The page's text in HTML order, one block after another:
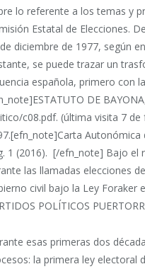
lo referente a los temas y
Estatal de Elecciones.
diciembre de 1977, según
se puede trazar un
española, primero con
DE
c08.pdf. (última visita 7
1 (2016). [/efn_note] Bajo el
las llamadas elecciones
civil bajo la Ley Foraker
POLÍTICOS
esas primeras dos
la primera ley electoral